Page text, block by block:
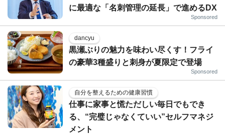
に最適な「名刺管理の延長」で進めるDX
Sponsored
dancyu
黒瀬ぶりの魅力を味わい尽くす！フライ
の豪華3種盛りと刺身が夏限定で登場
Sponsored
自分を整えるための健康習慣
仕事に家事と慌ただしい毎日でもでき
る、“完璧じゃなくていい”セルフマネジ
メント